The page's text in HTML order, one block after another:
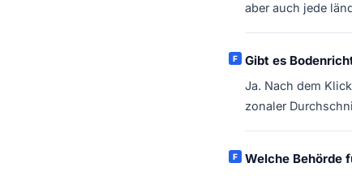
aber auch jede
Gibt es
Ja. Nach dem
zonaler
Welche Behörde